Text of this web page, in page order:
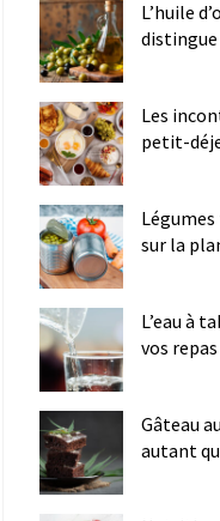
L’huile
distingue
Les
petit-
sur la
L’eau à
vos
Gâteau
autant